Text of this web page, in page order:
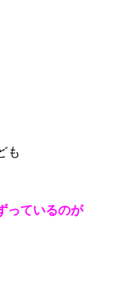
も
っているのが